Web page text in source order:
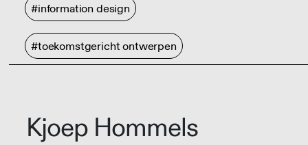
#information design
#toekomstgericht ontwerpen
Kjoep Hommels